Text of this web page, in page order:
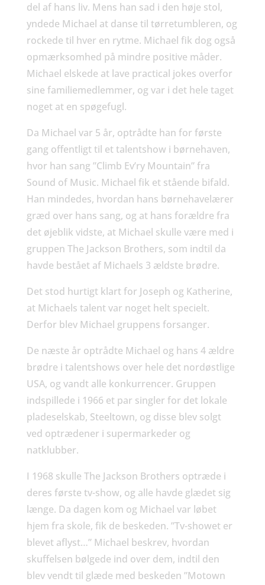
del af hans liv. Mens han sad i den høje stol,
yndede Michael at danse til tørretumbleren, og
rockede til hver en rytme. Michael fik dog også
opmærksomhed på mindre positive måder.
Michael elskede at lave practical jokes overfor
sine familiemedlemmer, og var i det hele taget
noget at en spøgefugl.
Da Michael var 5 år, optrådte han for første
gang offentligt til et talentshow i børnehaven,
hvor han sang ”Climb Ev’ry Mountain” fra
Sound of Music. Michael fik et stående bifald.
Han mindedes, hvordan hans børnehavelærer
græd over hans sang, og at hans forældre fra
det øjeblik vidste, at Michael skulle være med i
gruppen The Jackson Brothers, som indtil da
havde bestået af Michaels 3 ældste brødre.
Det stod hurtigt klart for Joseph og Katherine,
at Michaels talent var noget helt specielt.
Derfor blev Michael gruppens forsanger.
De næste år optrådte Michael og hans 4 ældre
brødre i talentshows over hele det nordøstlige
USA, og vandt alle konkurrencer. Gruppen
indspillede i 1966 et par singler for det lokale
pladeselskab, Steeltown, og disse blev solgt
ved optrædener i supermarkeder og
natklubber.
I 1968 skulle The Jackson Brothers optræde i
deres første tv-show, og alle havde glædet sig
længe. Da dagen kom og Michael var løbet
hjem fra skole, fik de beskeden. ”Tv-showet er
blevet aflyst…” Michael beskrev, hvordan
skuffelsen bølgede ind over dem, indtil den
blev vendt til glæde med beskeden ”Motown